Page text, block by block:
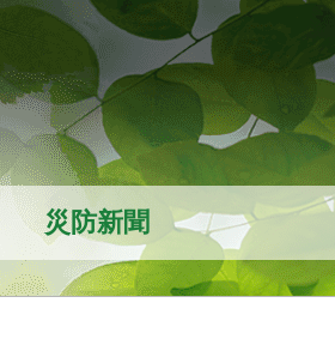
災防新聞